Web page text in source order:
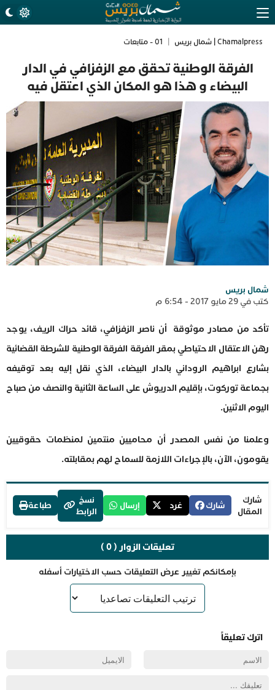
Chamalpress | شمال بريس 01 - متابعات
الفرقة الوطنية تحقق مع الزفزافي في الدار
البيضاء و هذا هو المكان الذي اعتقل فيه
شمال بريس
كتب في 29 مايو 2017 - 6:54 م
تأكد من مصادر موثوقة أن ناصر الزفزافي، قائد حراك الريف، يوجد
رهن الاعتقال الاحتياطي بمقر الفرقة الفرقة الوطنية للشرطة القضائية
بشارع ابراهيم الروداني بالدار البيضاء، الذي نقل إليه بعد توقيفه
بجماعة توركوت، بإقليم الدريوش على الساعة الثانية والنصف من صباح
اليوم الاثنين.
وعلمنا من نفس المصدر أن محاميين منتمين لمنظمات حقوقيين
يقومون، الآن، بالإجراءات اللازمة للسماح لهم بمقابلته.
شارك
المقال
شارك غرد إرسال
نسخ
الرابط
طباعة
تعليقات الزوار ( 0 )
بإمكانكم تغيير عرض التعليقات حسب الاختيارات أسفله
اترك تعليقاً